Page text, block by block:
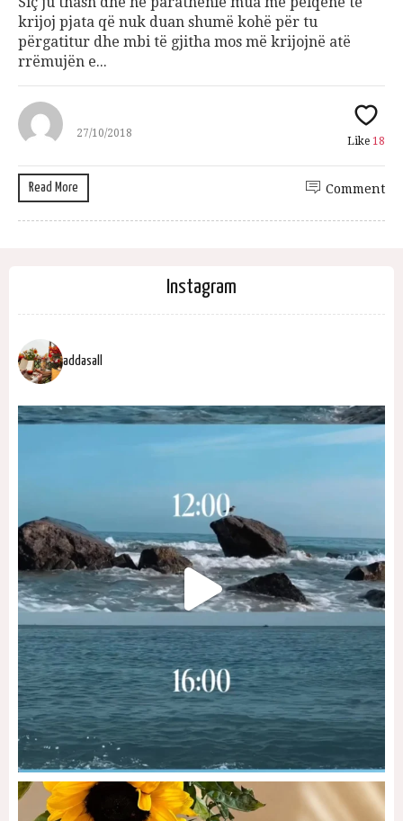
krijoj pjata që nuk duan shumë kohë për tu
përgatitur dhe mbi të gjitha mos më krijojnë atë
rrëmujën e...
27/10/2018
Like 18
Read More Comment
Instagram
addasall